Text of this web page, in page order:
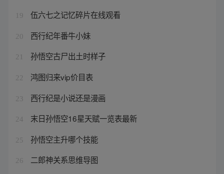
19 伍六七之记忆碎片在线观看
20 西行纪年番牛小妹
21 孙悟空古尸出土时样子
22 鸿图归来vip价目表
23 西行纪是小说还是漫画
24 末日孙悟空16星天赋一览表最新
25 孙悟空主升哪个技能
26 二郎神关系思维导图